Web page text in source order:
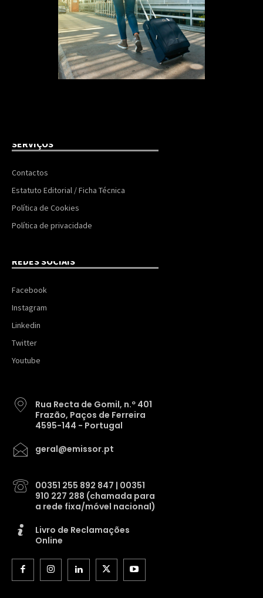
SERVIÇOS
Contactos
Estatuto Editorial / Ficha Técnica
Política de Cookies
Política de privacidade
REDES SOCIAIS
Facebook
Instagram
Linkedin
Twitter
Youtube
Rua Recta de Gomil, n.º 401
Frazão, Paços de Ferreira
4595-144 - Portugal
geral@emissor.pt
00351 255 892 847 | 00351
910 227 288 (chamada para
a rede fixa/móvel nacional)
Livro de Reclamações
Online